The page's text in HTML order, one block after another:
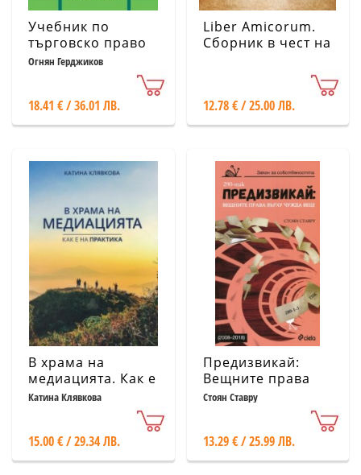
Учебник по
търговско право
Ч.2: Търговски
Огнян Герджиков
18.41 € / 36.01 ЛВ.
Liber Amicorum.
Сборник в чест на
12.78 € / 25.00 ЛВ.
В храма на
медиацията. Как е
на практика
Катина Клявкова
15.00 € / 29.34 ЛВ.
Предизвикай:
Вещните права
върху чужда вещ
Стоян Ставру
13.29 € / 25.99 ЛВ.